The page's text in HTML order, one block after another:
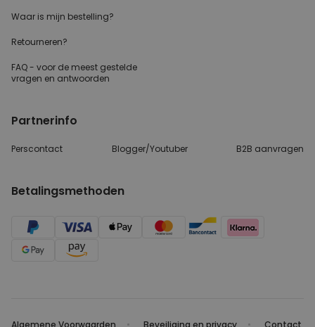
Waar is mijn bestelling?
Retourneren?
FAQ - voor de meest gestelde
vragen en antwoorden
Partnerinfo
Perscontact Blogger/Youtuber B2B aanvragen
Betalingsmethoden
Algemene Voorwaarden Beveiliging en privacy Contact